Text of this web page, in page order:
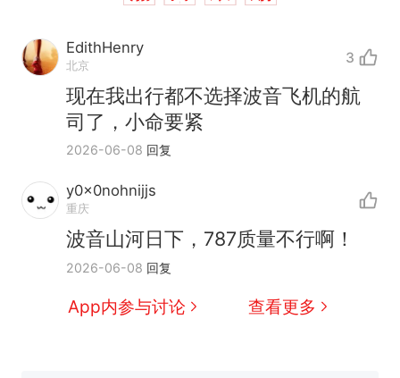
EdithHenry
北京 3
现在我出行都不选择波音飞机的航
司了，小命要紧
2026-06-08 回复
y0x0nohnijjs
重庆
波音山河日下，787质量不行啊！
2026-06-08 回复
App内参与讨论 查看更多
热 那个在床头放菜刀的女孩，
因老师一句“跟我回家”改写了
人生
新
交5060元才肯搬上楼！女子傻
眼了……
费大厨“全国小炒肉大王”称
号，仅凭视频评出？中国烹饪
协会回应
台风"白海豚"中心附近最大风